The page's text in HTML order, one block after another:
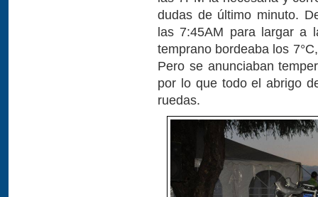
dudas de último minuto.
las 7:45AM para largar a
temprano bordeaba los
Pero se anunciaban
por lo que todo el abrigo
ruedas.